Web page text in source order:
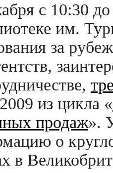
с 10:30
им.
за
из цикла «
продаж».
о
в